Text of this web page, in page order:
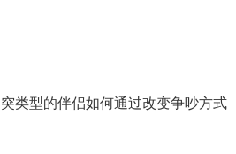
类型的伴侣如何通过改变争吵方式